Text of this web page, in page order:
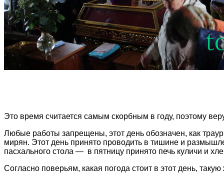
Это время считается самым скорбным в году, поэтому
Любые работы запрещены, этот день обозначен, как
мирян. Этот день принято проводить в тишине и
пасхального стола — в пятницу принято печь куличи и
Согласно поверьям, какая погода стоит в этот день,